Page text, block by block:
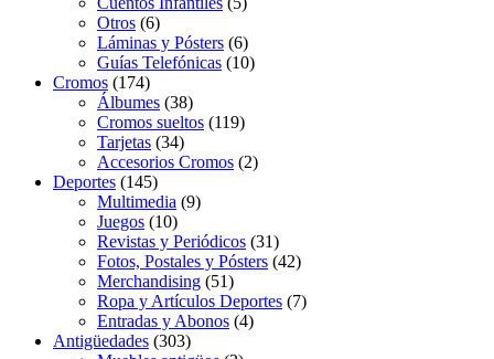
Otros (6)
Láminas y Pósters (6)
Guías Telefónicas (10)
Cromos (174)
Álbumes (38)
Cromos sueltos (119)
Tarjetas (34)
Accesorios Cromos (2)
Deportes (145)
Multimedia (9)
Juegos (10)
Revistas y Periódicos (31)
Fotos, Postales y Pósters (42)
Merchandising (51)
Ropa y Artículos Deportes (7)
Entradas y Abonos (4)
Antigüedades (303)